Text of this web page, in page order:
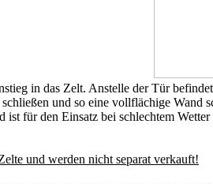
in das Zelt. Anstelle der Tür
und so eine vollflächige
für den Einsatz bei schlechtem
und werden nicht separat verkauft!